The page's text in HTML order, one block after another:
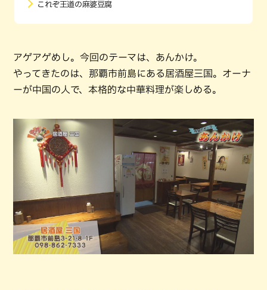
これぞ王道の麻婆豆腐
アゲアゲめし。今回のテーマは、あんかけ。
やってきたのは、那覇市前島にある居酒屋三国。オーナ
ーが中国の人で、本格的な中華料理が楽しめる。